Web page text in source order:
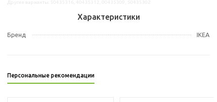
Характеристики
Бренд IKEA
Персональные рекомендации